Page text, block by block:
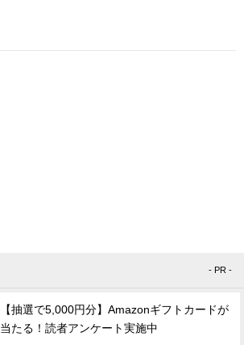
- PR -
【抽選で5,000円分】Amazonギフトカードが
当たる！読者アンケート実施中